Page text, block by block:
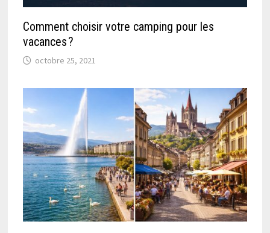
Comment choisir votre camping pour les
vacances ?
octobre 25, 2021